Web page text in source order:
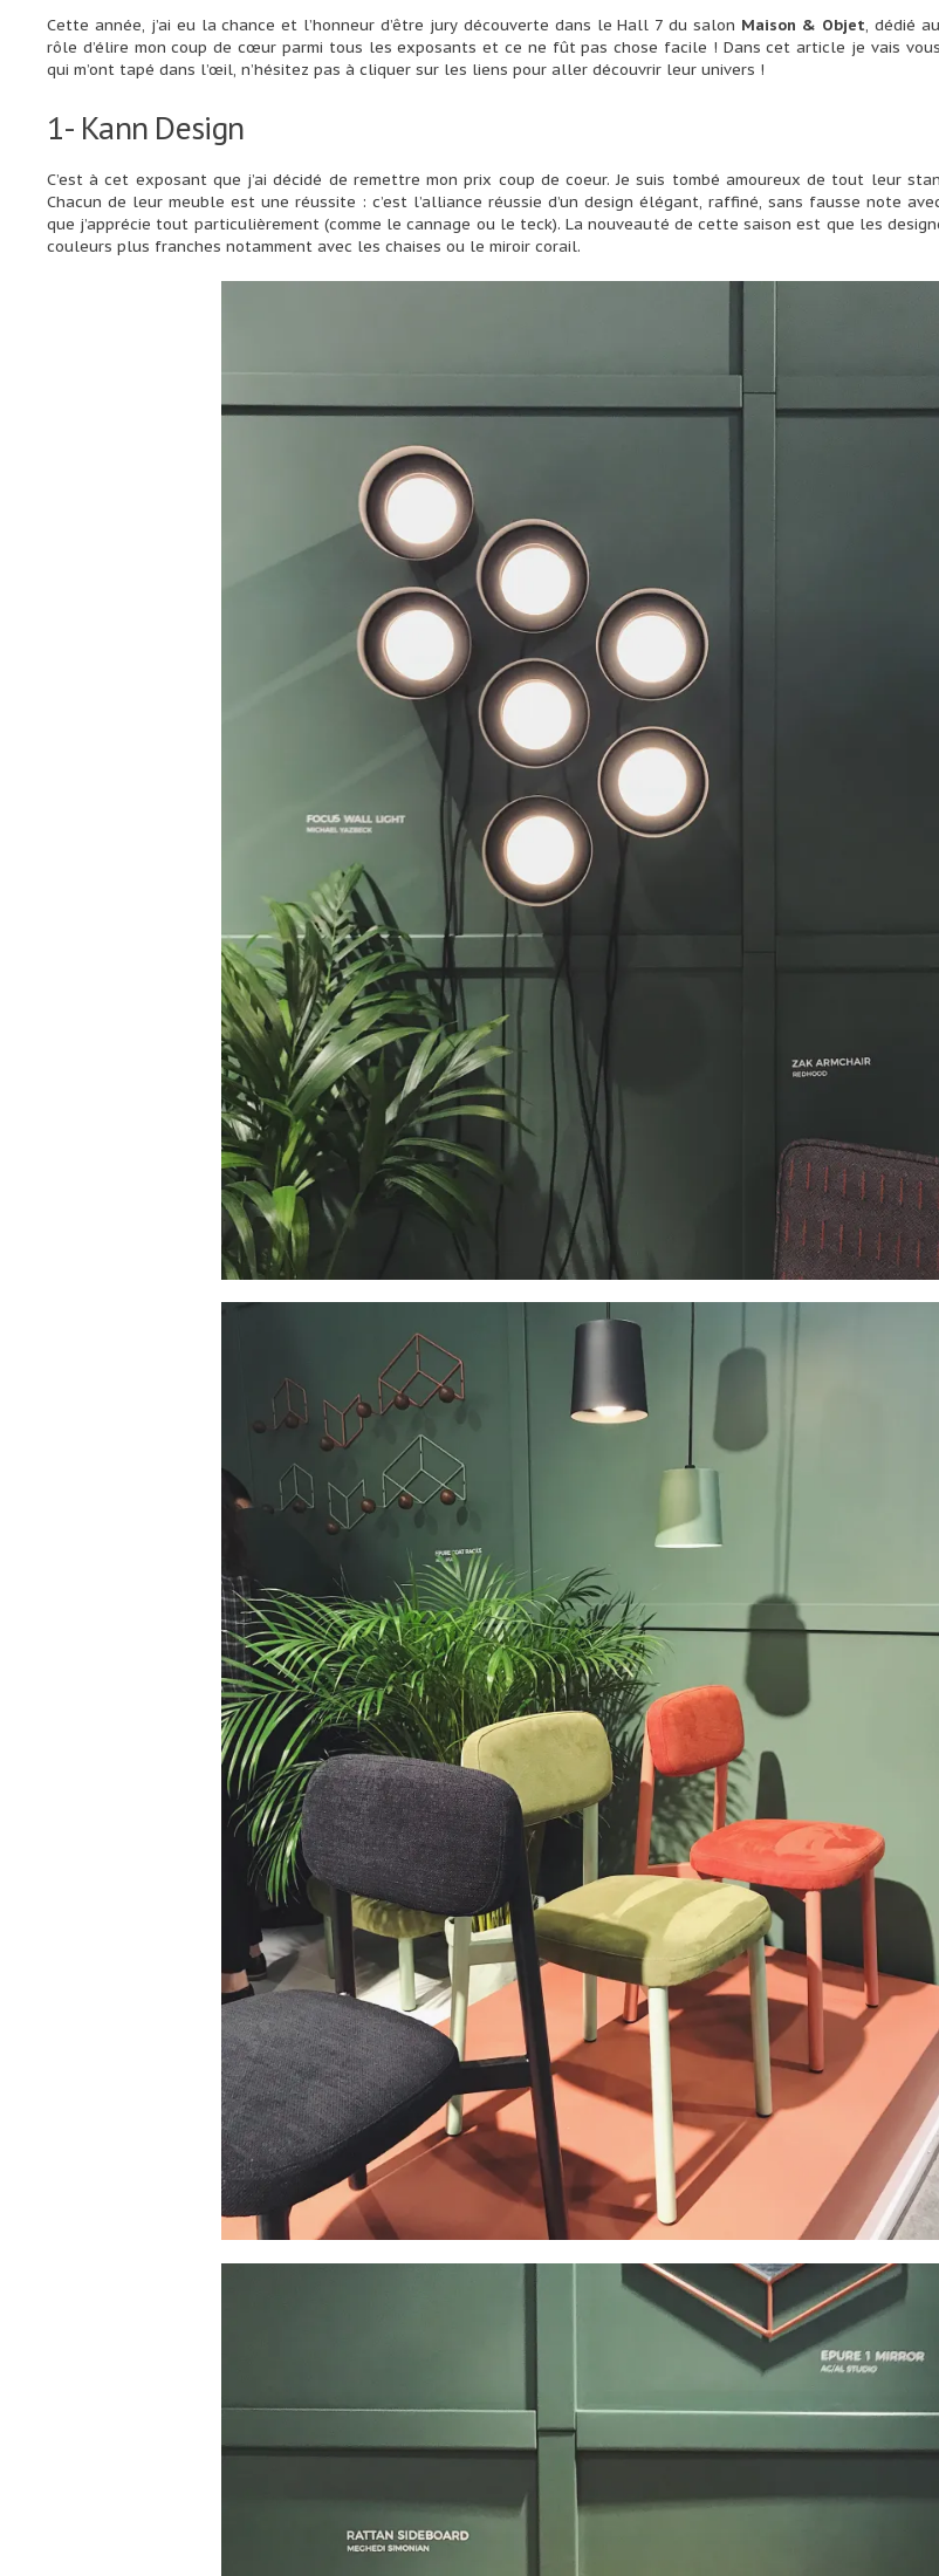
Cette année, j’ai eu la chance et l’honneur d’être jury découverte dans le Hall 7 du salon Maison & Objet, dédié
rôle d’élire mon coup de cœur parmi tous les exposants et ce ne fût pas chose facile ! Dans cet article je vais
qui m’ont tapé dans l’œil, n’hésitez pas à cliquer sur les liens pour aller découvrir leur univers !
1- Kann Design
C’est à cet exposant que j’ai décidé de remettre mon prix coup de coeur. Je suis tombé amoureux de tout leur
Chacun de leur meuble est une réussite : c’est l’alliance réussie d’un design élégant, raffiné, sans fausse note
que j’apprécie tout particulièrement (comme le cannage ou le teck). La nouveauté de cette saison est que les
couleurs plus franches notamment avec les chaises ou le miroir corail.